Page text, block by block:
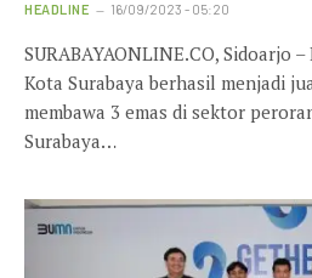
HEADLINE 16/09/2023 - 05:20
SURABAYAONLINE.CO, Sidoarjo
Kota Surabaya berhasil menjadi
membawa 3 emas di sektor
Surabaya…